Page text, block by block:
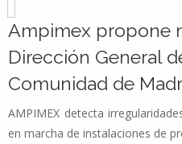
Ampimex propone
Dirección General
Comunidad de
AMPIMEX detecta
en marcha de instalaciones de